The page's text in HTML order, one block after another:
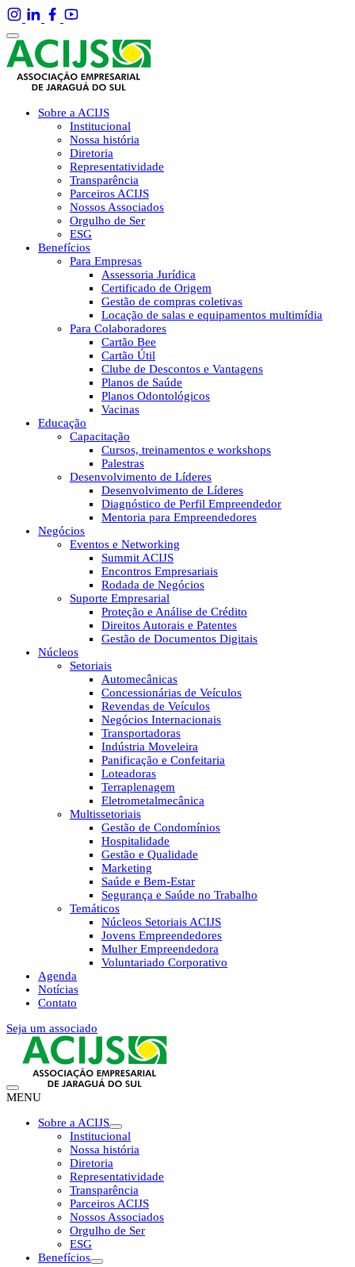
Sobre a ACIJS
Institucional
Nossa história
Diretoria
Representatividade
Transparência
Parceiros ACIJS
Nossos Associados
Orgulho de Ser
ESG
Benefícios
Para Empresas
Assessoria Jurídica
Certificado de Origem
Gestão de compras coletivas
Locação de salas e equipamentos multimídia
Para Colaboradores
Cartão Bee
Cartão Útil
Clube de Descontos e Vantagens
Planos de Saúde
Planos Odontológicos
Vacinas
Educação
Capacitação
Cursos, treinamentos e workshops
Palestras
Desenvolvimento de Líderes
Desenvolvimento de Líderes
Diagnóstico de Perfil Empreendedor
Mentoria para Empreendedores
Negócios
Eventos e Networking
Summit ACIJS
Encontros Empresariais
Rodada de Negócios
Suporte Empresarial
Proteção e Análise de Crédito
Direitos Autorais e Patentes
Gestão de Documentos Digitais
Núcleos
Setoriais
Automecânicas
Concessionárias de Veículos
Revendas de Veículos
Negócios Internacionais
Transportadoras
Indústria Moveleira
Panificação e Confeitaria
Loteadoras
Terraplenagem
Eletrometalmecânica
Multissetoriais
Gestão de Condomínios
Hospitalidade
Gestão e Qualidade
Marketing
Saúde e Bem-Estar
Segurança e Saúde no Trabalho
Temáticos
Núcleos Setoriais ACIJS
Jovens Empreendedores
Mulher Empreendedora
Voluntariado Corporativo
Agenda
Notícias
Contato
Seja um associado
MENU
Sobre a ACIJS
Institucional
Nossa história
Diretoria
Representatividade
Transparência
Parceiros ACIJS
Nossos Associados
Orgulho de Ser
ESG
Benefícios